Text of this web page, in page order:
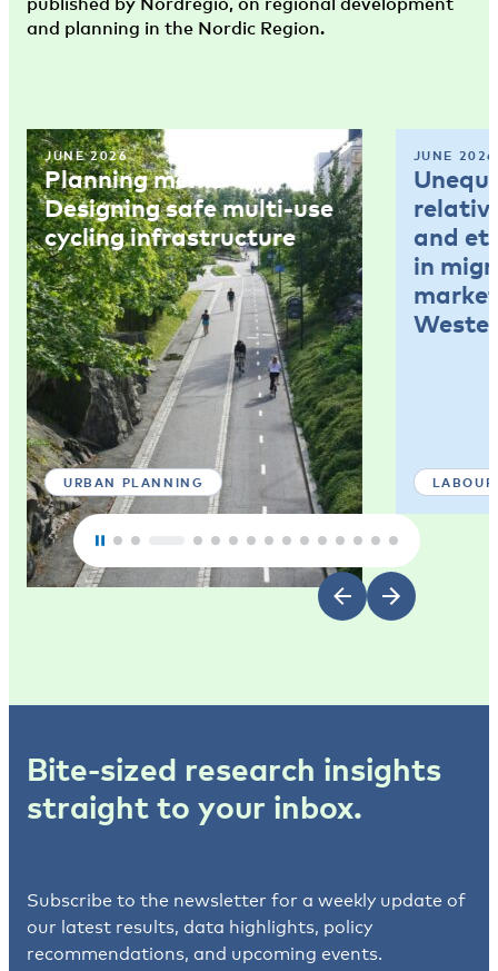
and planning in the Nordic Region.
JUNE 2026
Planning memo 4:
Designing safe multi-use
cycling infrastructure
URBAN PLANNING
JUNE 2026
and
in
Bite-sized research insights
straight to your inbox.
Subscribe to the newsletter for a weekly update of
our latest results, data highlights, policy
recommendations, and upcoming events.